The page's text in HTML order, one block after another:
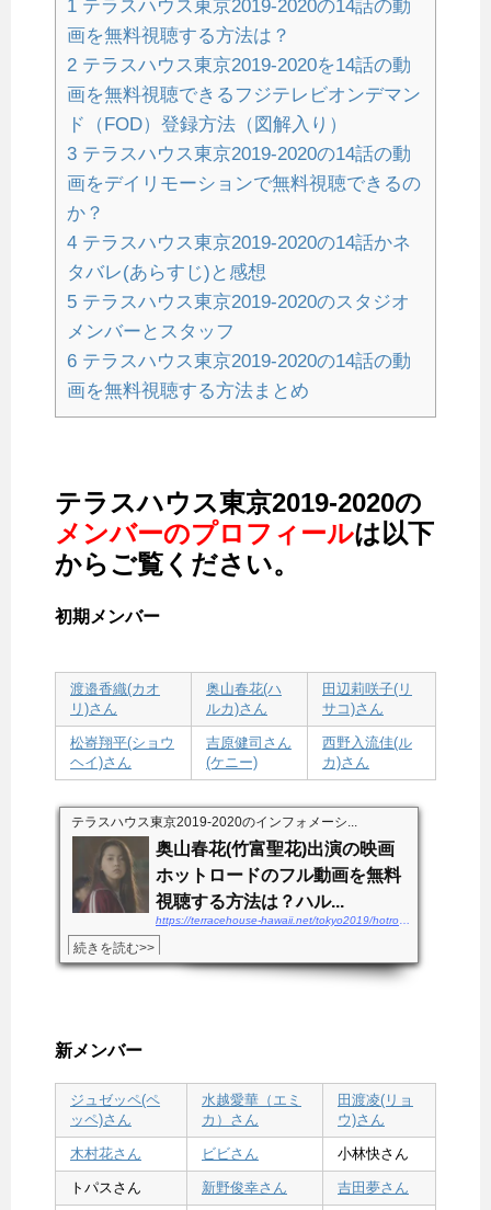
1 テラスハウス東京2019-2020の14話の動
画を無料視聴する方法は？
2 テラスハウス東京2019-2020を14話の動
画を無料視聴できるフジテレビオンデマン
ド（FOD）登録方法（図解入り）
3 テラスハウス東京2019-2020の14話の動
画をデイリモーションで無料視聴できるの
か？
4 テラスハウス東京2019-2020の14話かネ
タバレ(あらすじ)と感想
5 テラスハウス東京2019-2020のスタジオ
メンバーとスタッフ
6 テラスハウス東京2019-2020の14話の動
画を無料視聴する方法まとめ
テラスハウス東京2019-2020の
メンバーのプロフィールは以下
からご覧ください。
初期メンバー
渡邉香織(カオ
リ)さん
奥山春花(ハ
ルカ)さん
田辺莉咲子(リ
サコ)さん
松㟢翔平(ショウ
ヘイ)さん
吉原健司さん
(ケニー)
西野入流佳(ル
カ)さん
テラスハウス東京2019-2020のインフォメーシ...
奥山春花(竹富聖花)出演の映画
ホットロードのフル動画を無料
視聴する方法は？ハル...
続きを読む>>
新メンバー
ジュゼッペ(ペ
ッペ)さん
水越愛華（エミ
カ）さん
田渡凌(リョ
ウ)さん
木村花さん ビビさん 小林快さん
トパスさん 新野俊幸さん 吉田夢さん